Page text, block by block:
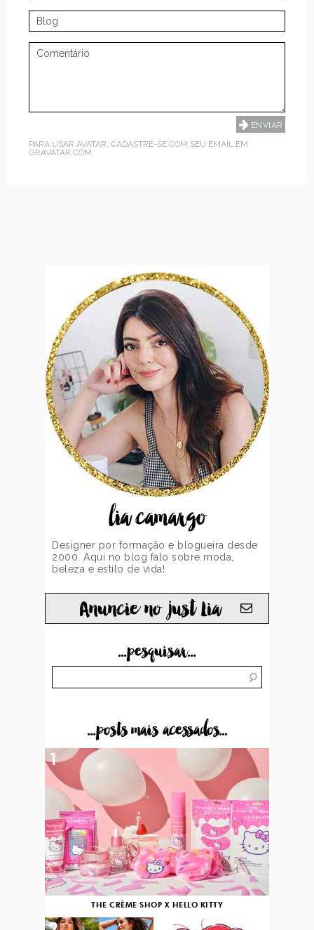
PARA USAR AVATAR, CADASTRE-SE COM SEU EMAIL EM
GRAVATAR.COM
lia camargo
Designer por formação e blogueira desde
2000. Aqui no blog falo sobre moda,
beleza e estilo de vida!
Anuncie no just Lia
...pesquisar...
...posts mais acessados...
THE CRÈME SHOP X HELLO KITTY
1